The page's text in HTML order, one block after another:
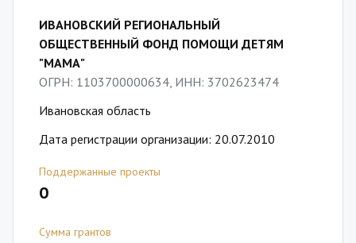
ИВАНОВСКИЙ РЕГИОНАЛЬНЫЙ
ОБЩЕСТВЕННЫЙ ФОНД ПОМОЩИ ДЕТЯМ
"МАМА"
ОГРН: 1103700000634, ИНН: 3702623474
Ивановская область
Дата регистрации организации: 20.07.2010
Поддержанные проекты
0
Сумма грантов